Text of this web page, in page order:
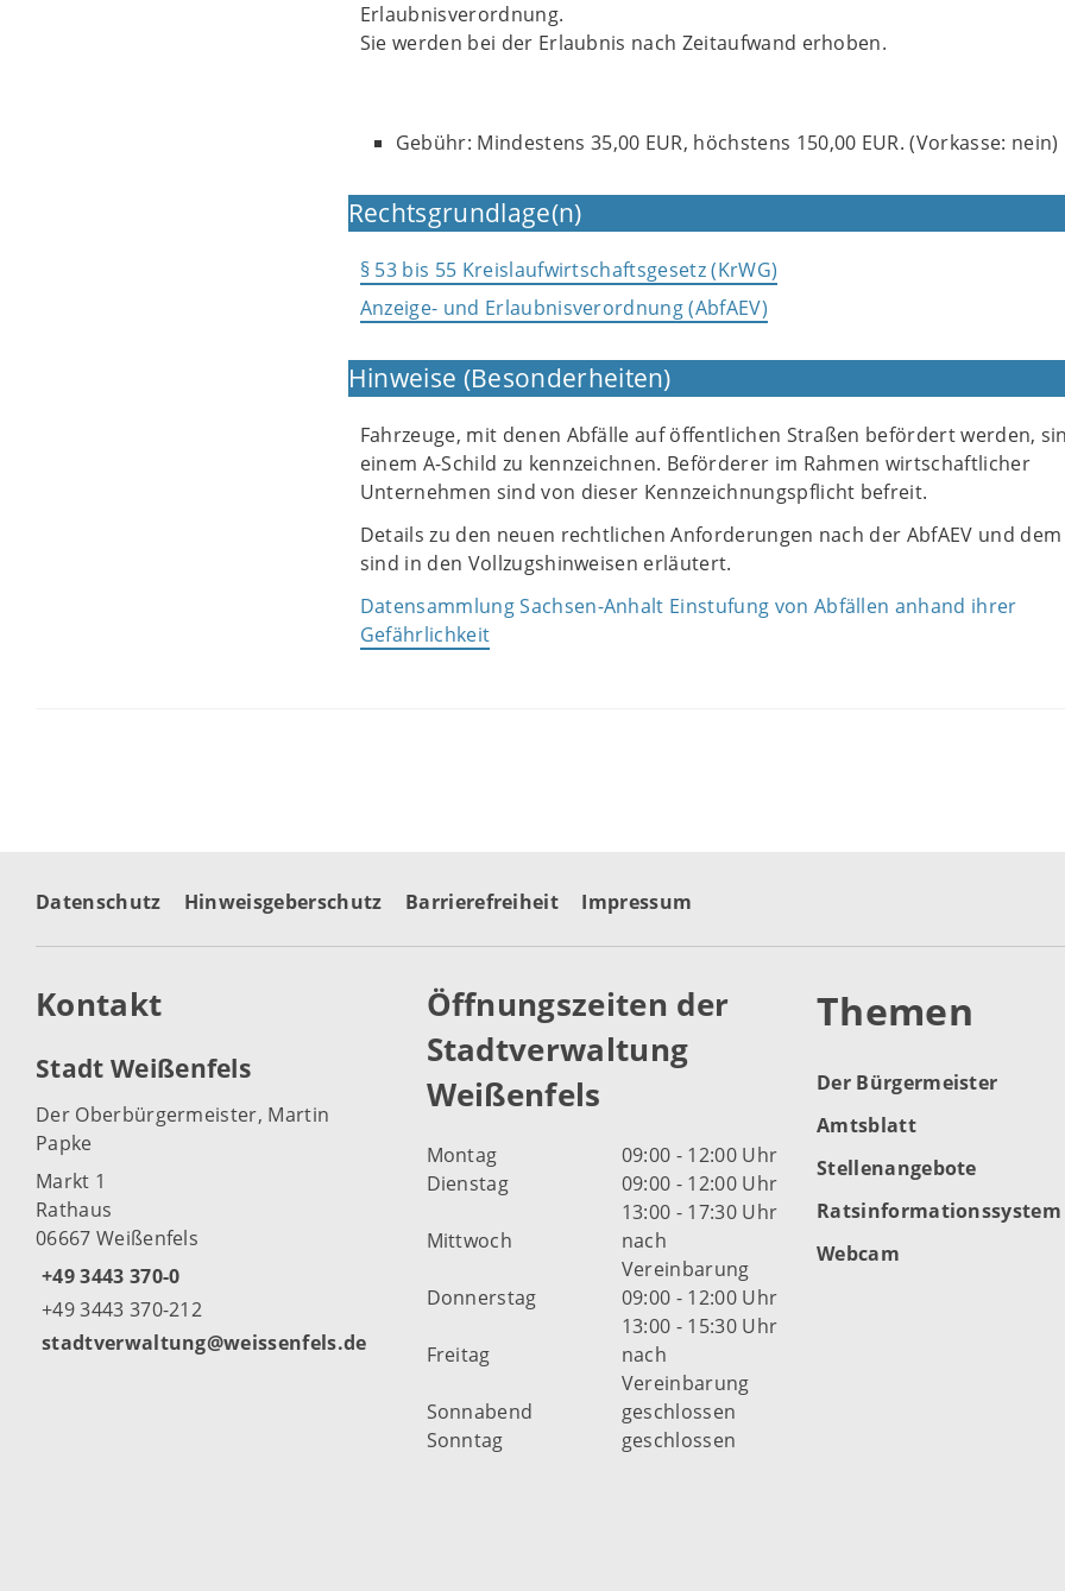
Erlaubnisverordnung.
Sie werden bei der Erlaubnis nach Zeitaufwand erhoben.
Gebühr: Mindestens 35,00 EUR, höchstens 150,00 EUR. (Vorkasse: nein)
Rechtsgrundlage(n)
§ 53 bis 55 Kreislaufwirtschaftsgesetz (KrWG)
Anzeige- und Erlaubnisverordnung (AbfAEV)
Hinweise (Besonderheiten)
Fahrzeuge, mit denen Abfälle auf öffentlichen Straßen befördert werden,
einem A-Schild zu kennzeichnen. Beförderer im Rahmen wirtschaftlicher
Unternehmen sind von dieser Kennzeichnungspflicht befreit.
Details zu den neuen rechtlichen Anforderungen nach der AbfAEV und dem
sind in den Vollzugshinweisen erläutert.
Datensammlung Sachsen-Anhalt Einstufung von Abfällen anhand ihrer
Gefährlichkeit
Datenschutz Hinweisgeberschutz Barrierefreiheit Impressum
Kontakt
Stadt Weißenfels
Der Oberbürgermeister, Martin
Papke
Markt 1
Rathaus
06667 Weißenfels
+49 3443 370-0
+49 3443 370-212
stadtverwaltung@weissenfels.de
Öffnungszeiten der
Stadtverwaltung
Weißenfels
Montag
09:00 - 12:00 Uhr
Dienstag
09:00 - 12:00 Uhr
13:00 - 17:30 Uhr
Mittwoch
nach
Vereinbarung
Donnerstag
09:00 - 12:00 Uhr
13:00 - 15:30 Uhr
Freitag
nach
Vereinbarung
Sonnabend
geschlossen
Sonntag
geschlossen
Themen
Der Bürgermeister
Amtsblatt
Stellenangebote
Ratsinformationssystem
Webcam